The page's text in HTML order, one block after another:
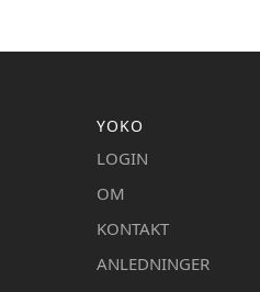
YOKO
LOGIN
OM
KONTAKT
ANLEDNINGER